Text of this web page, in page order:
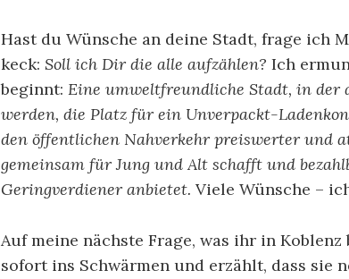
Hast du Wünsche an deine Stadt, frage ich
keck: Soll ich Dir die alle aufzählen? Ich
beginnt: Eine umweltfreundliche Stadt, in der
werden, die Platz für ein Unverpackt-
den öffentlichen Nahverkehr preiswerter und
gemeinsam für Jung und Alt schafft und
Geringverdiener anbietet. Viele Wünsche –
Auf meine nächste Frage, was ihr in
sofort ins Schwärmen und erzählt, dass sie